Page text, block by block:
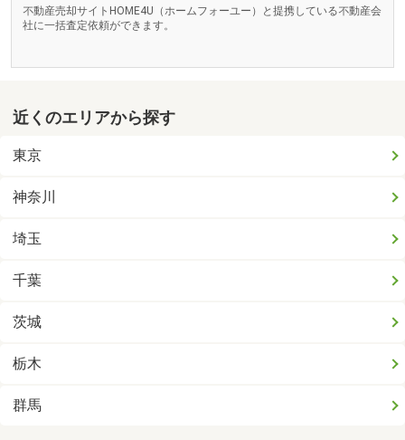
不動産売却サイトHOME4U（ホームフォーユー）と提携している不動産会
社に一括査定依頼ができます。
近くのエリアから探す
東京
神奈川
埼玉
千葉
茨城
栃木
群馬